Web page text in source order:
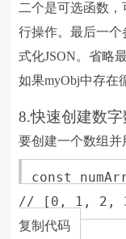
二个是可选函数，
行操作。最后一
式化JSON。省略
如果myObj中存在
8.快速创建数字
要创建一个数组并
const
// [0, 1, 2,
复制代码